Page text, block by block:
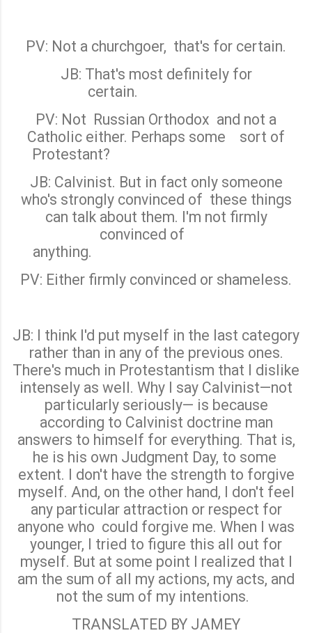
PV: Not a churchgoer, that's for certain.
JB: That's most definitely for
certain.
PV: Not Russian Orthodox and not a
Catholic either. Perhaps some
sort of
Protestant?
JB: Calvinist. But in fact only someone
who's strongly convinced of these things
can talk about them. I'm not firmly
convinced of
anything.
PV: Either firmly convinced or shameless.
JB: I think I'd put myself in the last category
rather than in any of the previous ones.
There's much in Protestantism that I dislike
intensely as well. Why I say Calvinist—not
particularly seriously— is because
according to Calvinist doctrine man
answers to himself for everything. That is,
he is his own Judgment Day, to some
extent. I don't have the strength to forgive
myself. And, on the other hand, I don't feel
any particular attraction or respect for
anyone who could forgive me. When I was
younger, I tried to figure this all out for
myself. But at some point I realized that I
am the sum of all my actions, my acts, and
not the sum of my intentions.
TRANSLATED BY JAMEY